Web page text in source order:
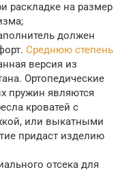
раскладке на размер
должен
Среднюю степень
версия из
Ортопедические
пружин являются
кроватей с
или выкатными
придаст изделию
отсека для